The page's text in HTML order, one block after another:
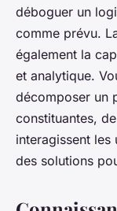
déboguer un
comme prévu.
également la
et analytique.
décomposer un
constituantes,
interagissent les
des solutions